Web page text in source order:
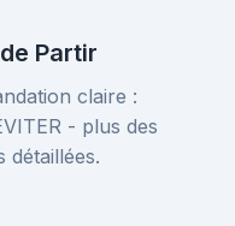
Partir
claire :
- plus des
détaillées.